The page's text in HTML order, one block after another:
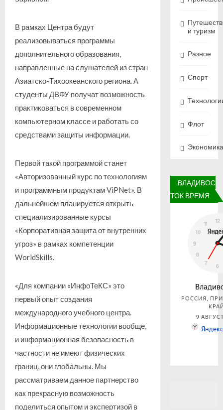
В рамках Центра будут
реализовываться программы
дополнительного образования,
направленные на слушателей из стран
Азиатско-Тихоокеанского региона. А
студенты ДВФУ получат возможность
практиковаться в современном
компьютерном классе и работать со
средствами защиты информации.
Первой такой программой станет
«Авторизованный курс по технологиям
и программным продуктам ViPNet». В
дальнейшем планируется открыть
специализированные курсы
«Корпоративная защита от внутренних
угроз» в рамках компетенции
WorldSkills.
«Для компании «ИнфоТеКС» это
первый опыт создания
международного учебного центра.
Информационные технологии вообще,
и информационная безопасность в
частности не имеют физических
границ, они глобальны. Мы
рассматриваем данное партнерство
как прекрасную возможность
поделиться опытом и экспертизой в
и туризм
Разное
Спорт
Флот
Экономика
ВЛАДИВОС
ТОК ВРЕМЯ